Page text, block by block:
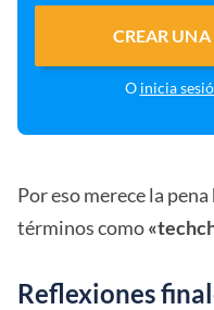
CREAR
O inicia
Por eso merece la
términos como
Reflexiones